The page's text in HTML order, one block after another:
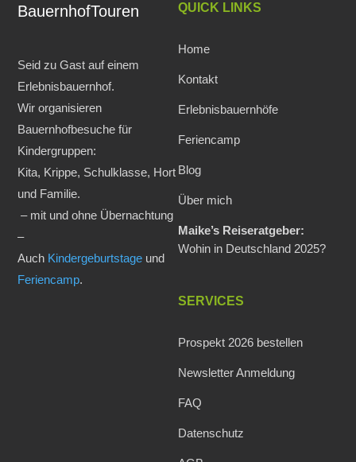
BauernhofTouren
Seid zu Gast auf einem
Erlebnisbauernhof.
Wir organisieren
Bauernhofbesuche für
Kindergruppen:
Kita, Krippe, Schulklasse, Hort
und Familie.
– mit und ohne Übernachtung
–
Auch Kindergeburtstage und
Feriencamp.
QUICK LINKS
Home
Kontakt
Erlebnisbauernhöfe
Feriencamp
Blog
Über mich
Maike’s Reiseratgeber:
Wohin in Deutschland 2025?
SERVICES
Prospekt 2026 bestellen
Newsletter Anmeldung
FAQ
Datenschutz